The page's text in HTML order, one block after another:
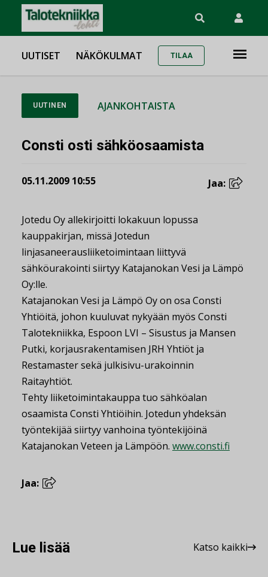
UUTISET NÄKÖKULMAT TILAA
UUTINEN AJANKOHTAISTA
Consti osti sähköosaamista
05.11.2009 10:55 Jaa:
Jotedu Oy allekirjoitti lokakuun lopussa
kauppakirjan, missä Jotedun
linjasaneerausliiketoimintaan liittyvä
sähköurakointi siirtyy Katajanokan Vesi ja Lämpö
Oy:lle.
Katajanokan Vesi ja Lämpö Oy on osa Consti
Yhtiöitä, johon kuuluvat nykyään myös Consti
Talotekniikka, Espoon LVI – Sisustus ja Mansen
Putki, korjausrakentamisen JRH Yhtiöt ja
Restamaster sekä julkisivu-urakoinnin
Raitayhtiöt.
Tehty liiketoimintakauppa tuo sähköalan
osaamista Consti Yhtiöihin. Jotedun yhdeksän
työntekijää siirtyy vanhoina työntekijöinä
Katajanokan Veteen ja Lämpöön. www.consti.fi
Jaa:
Lue lisää Katso kaikki